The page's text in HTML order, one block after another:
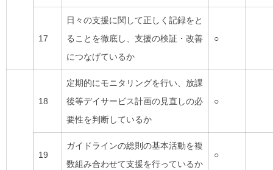
17
日々の支援に関して正しく記録をと
ることを徹底し、支援の検証・改善
につなげているか
○
18
定期的にモニタリングを行い、放課
後等デイサービス計画の見直しの必
要性を判断しているか
○
19
ガイドラインの総則の基本活動を複
数組み合わせて支援を行っているか
○